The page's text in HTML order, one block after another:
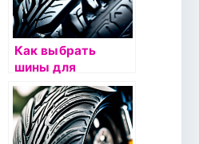
Как выбрать
шины для
автомобиля с
АКПП:
рекомендации